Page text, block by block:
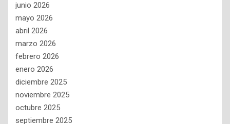
junio 2026
mayo 2026
abril 2026
marzo 2026
febrero 2026
enero 2026
diciembre 2025
noviembre 2025
octubre 2025
septiembre 2025